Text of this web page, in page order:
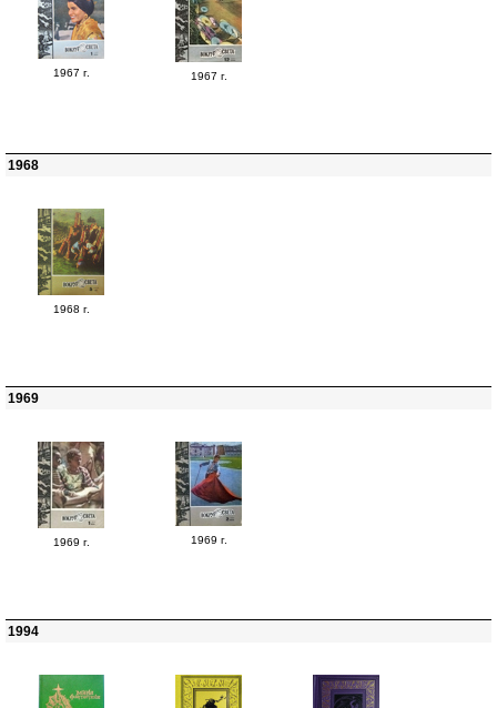
1967 г. 1967 г.
1968
1968 г.
1969
1969 г. 1969 г.
1994